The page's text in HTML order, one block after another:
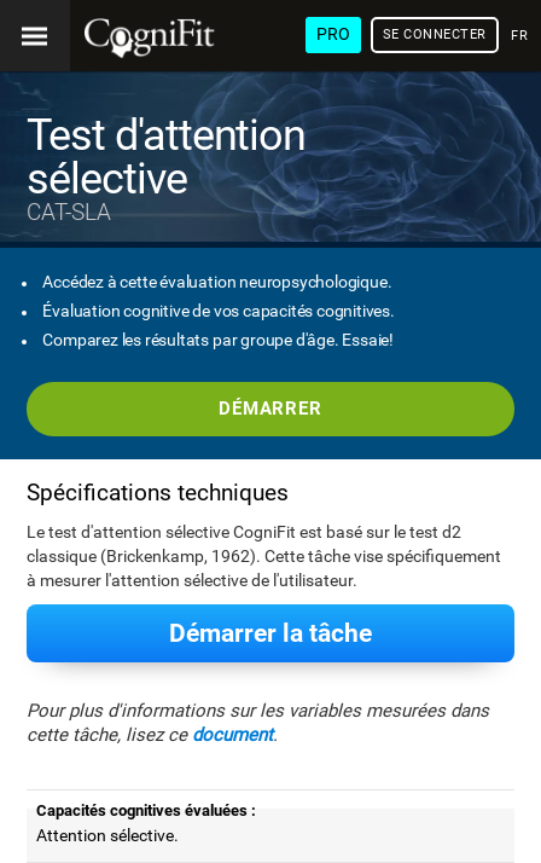
PRO SE CONNECTER
Test d'attention
sélective
CAT-SLA
Accédez à cette évaluation neuropsychologique.
Évaluation cognitive de vos capacités cognitives.
Comparez les résultats par groupe d'âge. Essaie!
DÉMARRER
Spécifications techniques
Le test d'attention sélective CogniFit est basé sur le test d2
classique (Brickenkamp, 1962). Cette tâche vise spécifiquement
à mesurer l'attention sélective de l'utilisateur.
Démarrer la tâche
Pour plus d'informations sur les variables mesurées dans
cette tâche, lisez ce document.
Capacités cognitives évaluées :
Attention sélective.